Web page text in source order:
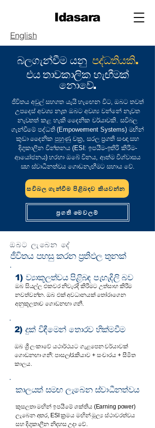
Idasara
English
බලගැන්වීම යනුපද්ධතියකි.
එය තාවකාලික හැඟීමක්
නොවේ.
ජීවිතය අවුල් සහගත යැයි හැඟෙන විට, ඔබට තවත්
උපදෙස් අවශ්‍ය නැත ඔබට අවශ්‍ය වන්නේ නැවත
නැවතත් කළ හැකි දෛනික චර්යාවකි. සවිබල
ගැන්වීමේ පද්ධති (Empowerment Systems) මඟින්
කුඩා දෛනික පුහුණු චක්‍ර, සරල ප්‍රගති සංඥා සහ
දිගුකාලීන චින්තනය (ESI: ඉපයීම-ඉතිරි කිරීම-
ආයෝජනය) හරහා ඔබේ විනය, ආත්ම විශ්වාසය
සහ ස්වාධීනත්වය ගොඩනැඟීමට සහාය වේ.
සවිබල ගැන්වීම පිළිබඳව කියවන්න
ප්‍රගති මෙවලම්
ඔබට ලැබෙන දේ
ජීවිතය පහසු කරන ප්‍රතිඵල තුනක්
1) ව්‍යාකූලත්වය පිළිබඳ පැහැදිලි බව
ඔබ සියල්ල එකවර නිවැරදි කිරීමට උත්සාහ කිරීම
නවත්වන්න. ඔබ එක් අවධානයක් තෝරාගෙන
අනුකූලතාව ගොඩනඟා ගනී.
2) දුක් විඳීමෙන් තොරව හික්මවීම
ඔබ ශ්‍රී ලංකාවේ යථාර්ථයට ගැළපෙන චර්යාවක්
ගොඩනඟා ගනී: පාසල/රැකියාව + සංචාරය + සීමිත
කාලය.
කාලයත් සමඟ ලැබෙන ස්වාධීනත්වය
කුසලතා මඟින් ඉපයීමේ ශක්තිය (Earning power)
ලැබෙන අතර, ESI ක්‍රමය මඟින් මූල්‍ය ස්ථාවරත්වය
සහ දිගුකාලීන නිදහස උදා වේ.